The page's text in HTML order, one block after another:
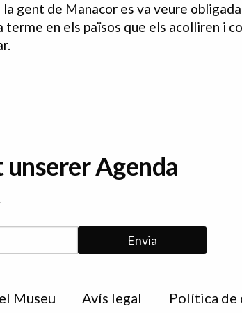
gent de Manacor es va veure
en els països que els acolliren i
Agenda
Museu Avís legal Política de